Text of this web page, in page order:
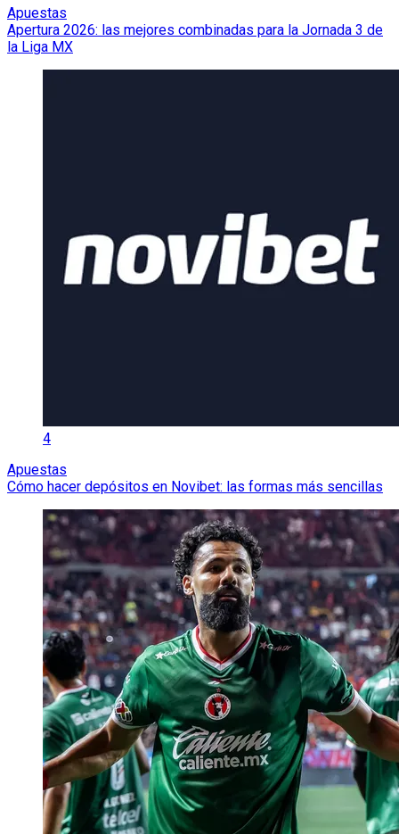
Apuestas
Apertura 2026: las mejores combinadas para la Jornada 3 de
la Liga MX
4
Apuestas
Cómo hacer depósitos en Novibet: las formas más sencillas